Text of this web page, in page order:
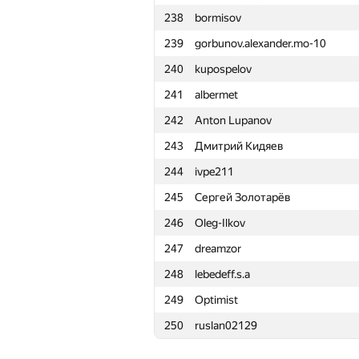
238
bormisov
239
gorbunov.alexander.mo-10
240
kupospelov
241
albermet
242
Anton Lupanov
243
Дмитрий Кидяев
244
ivpe211
245
Сергей Золотарёв
246
Oleg-Ilkov
247
dreamzor
248
lebedeff.s.a
249
Optimist
250
ruslan02129
215
gab62
216
andreybegunov
217
marcose18
218
limaevav
219
Андрей Антонов
220
d3dx13
221
amato.eugenio
222
pleskach.oleg18
223
kn555777
224
Юра Дзерин
225
hamlet.mikaelyan
226
zltroll
227
developer.oleg